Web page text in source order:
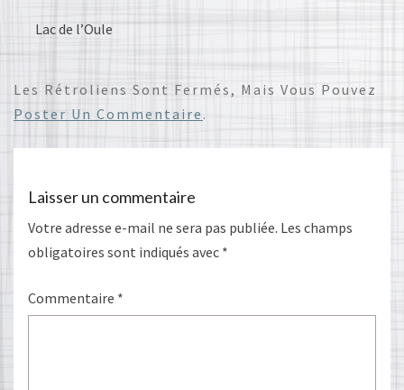
Lac de l’Oule
Les Rétroliens Sont Fermés, Mais Vous Pouvez
Poster Un Commentaire .
Laisser un commentaire
Votre adresse e-mail ne sera pas publiée. Les champs
obligatoires sont indiqués avec *
Commentaire *